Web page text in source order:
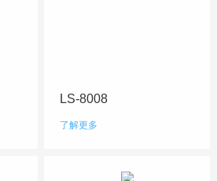
LS-8008
了解更多